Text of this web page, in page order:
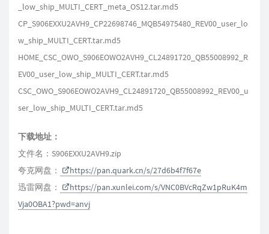
_low_ship_MULTI_CERT_meta_OS12.tar.md5
CP_S906EXXU2AVH9_CP22698746_MQB54975480_REV00_user_lo
w_ship_MULTI_CERT.tar.md5
HOME_CSC_OWO_S906EOWO2AVH9_CL24891720_QB55008992_R
EV00_user_low_ship_MULTI_CERT.tar.md5
CSC_OWO_S906EOWO2AVH9_CL24891720_QB55008992_REV00_u
ser_low_ship_MULTI_CERT.tar.md5
下载地址：
文件名：S906EXXU2AVH9.zip
夸克网盘：
https://pan.quark.cn/s/27d6b4f7f67e
迅雷网盘：
https://pan.xunlei.com/s/VNC0BVcRqZw1pRuK4m
Vja0OBA1?pwd=anvj